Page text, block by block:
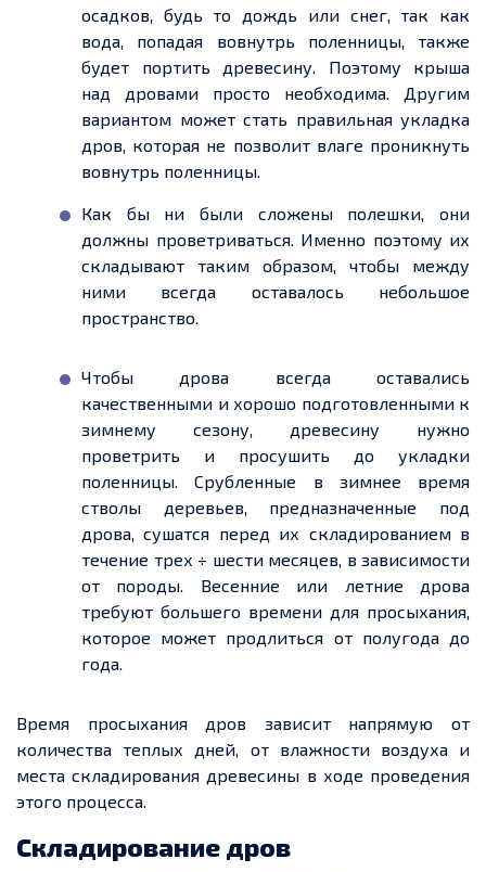
осадков, будь то дождь или снег, так как
вода, попадая вовнутрь поленницы, также
будет портить древесину. Поэтому крыша
над дровами просто необходима. Другим
вариантом может стать правильная укладка
дров, которая не позволит влаге проникнуть
вовнутрь поленницы.
Как бы ни были сложены полешки, они
должны проветриваться. Именно поэтому их
складывают таким образом, чтобы между
ними всегда оставалось небольшое
пространство.
Чтобы дрова всегда оставались
качественными и хорошо подготовленными к
зимнему сезону, древесину нужно
проветрить и просушить до укладки
поленницы.Срубленные в зимнее время
стволы деревьев, предназначенные под
дрова, сушатся перед их складированием в
течение трех ÷ шести месяцев, в зависимости
от породы. Весенние или летние дрова
требуют большего времени для просыхания,
которое может продлиться от полугода до
года.
Время просыхания дров зависит напрямую от
количестватеплых дней, от влажности воздуха и
места складирования древесины в ходе проведения
этого процесса.
Складирование дров